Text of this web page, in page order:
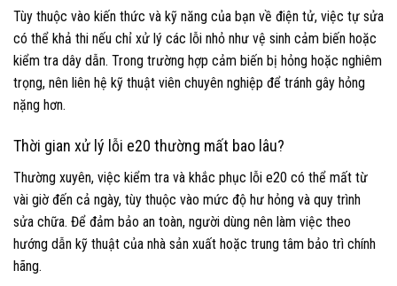
Tùy thuộc vào kiến thức và kỹ năng của bạn về điện tử, việc tự sửa
có thể khả thi nếu chỉ xử lý các lỗi nhỏ như vệ sinh cảm biến hoặc
kiểm tra dây dẫn. Trong trường hợp cảm biến bị hỏng hoặc nghiêm
trọng, nên liên hệ kỹ thuật viên chuyên nghiệp để tránh gây hỏng
nặng hơn.
Thời gian xử lý lỗi e20 thường mất bao lâu?
Thường xuyên, việc kiểm tra và khắc phục lỗi e20 có thể mất từ
vài giờ đến cả ngày, tùy thuộc vào mức độ hư hỏng và quy trình
sửa chữa. Để đảm bảo an toàn, người dùng nên làm việc theo
hướng dẫn kỹ thuật của nhà sản xuất hoặc trung tâm bảo trì chính
hãng.